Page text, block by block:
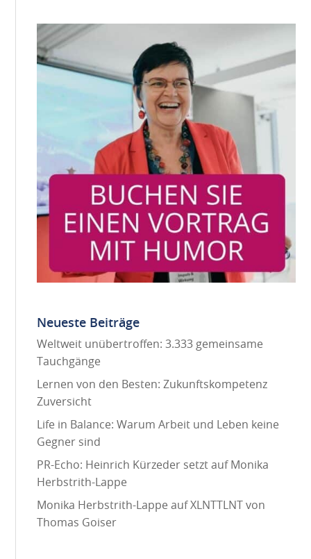
Neueste Beiträge
Weltweit unübertroffen: 3.333 gemeinsame
Tauchgänge
Lernen von den Besten: Zukunftskompetenz
Zuversicht
Life in Balance: Warum Arbeit und Leben keine
Gegner sind
PR-Echo: Heinrich Kürzeder setzt auf Monika
Herbstrith-Lappe
Monika Herbstrith-Lappe auf XLNTTLNT von
Thomas Goiser